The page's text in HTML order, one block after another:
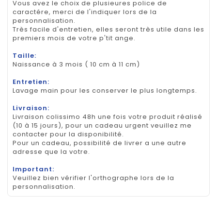
Vous avez le choix de plusieures police de
caractére, merci de l'indiquer lors de la
personnalisation.
Très facile d'entretien, elles seront très utile dans les
premiers mois de votre p'tit ange.
Taille:
Naissance à 3 mois ( 10 cm à 11 cm)
Entretien:
Lavage main pour les conserver le plus longtemps.
Livraison:
Livraison colissimo 48h une fois votre produit réalisé
(10 à 15 jours), pour un cadeau urgent veuillez me
contacter pour la disponibilité.
Pour un cadeau, possibilité de livrer a une autre
adresse que la votre.
Important:
Veuillez bien vérifier l'orthographe lors de la
personnalisation.